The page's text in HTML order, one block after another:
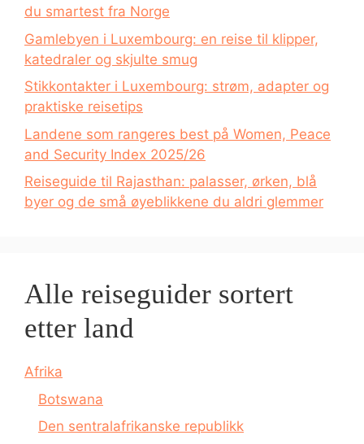
du smartest fra Norge
Gamlebyen i Luxembourg: en reise til klipper,
katedraler og skjulte smug
Stikkontakter i Luxembourg: strøm, adapter og
praktiske reisetips
Landene som rangeres best på Women, Peace
and Security Index 2025/26
Reiseguide til Rajasthan: palasser, ørken, blå
byer og de små øyeblikkene du aldri glemmer
Alle reiseguider sortert
etter land
Afrika
Botswana
Den sentralafrikanske republikk